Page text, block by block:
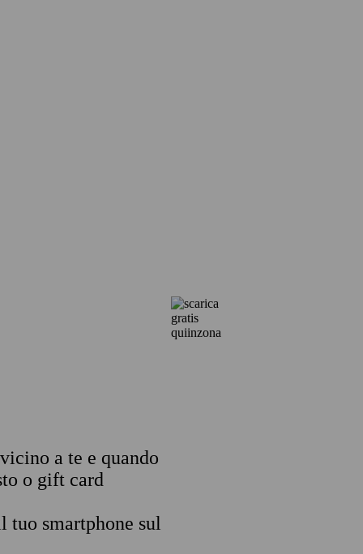
a te e quando
o gift card
tuo smartphone sul